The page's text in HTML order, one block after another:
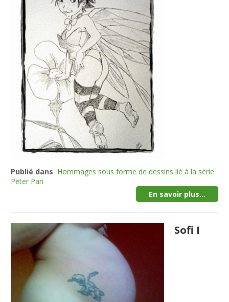
Publié dans Hommages sous forme de dessins lié à la série
Peter Pan
En savoir plus...
Sofi I